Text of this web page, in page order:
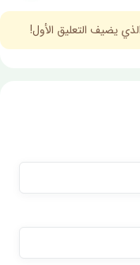
يضيف التعليق الأول!